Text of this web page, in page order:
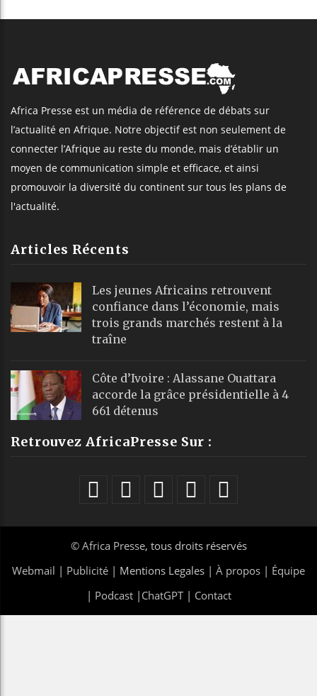
Africa Presse est un média de référence de débats sur
l’actualité en Afrique. Notre objectif est non seulement de
connecter l’Afrique au reste du monde, mais d’établir un
moyen de communication simple et efficace, et ainsi
promouvoir la diversité du continent sur tous les plans de
l'actualité.
Articles Récents
Les jeunes Africains retrouvent
confiance dans l’économie, mais
trois grands marchés restent à la
traîne
Côte d’Ivoire : Alassane Ouattara
accorde la grâce présidentielle à 4
661 détenus
Retrouvez AfricaPresse Sur :
© Africa Presse, tous droits réservés
Webmail | Publicité | Mentions Legales | À propos | Équipe
| Podcast| ChatGPT| Contact